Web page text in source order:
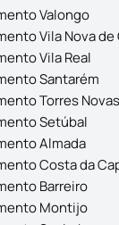
Valongo
Vila Nova de
Vila Real
Santarém
Torres Novas
Setúbal
Almada
Costa da
Barreiro
Montijo